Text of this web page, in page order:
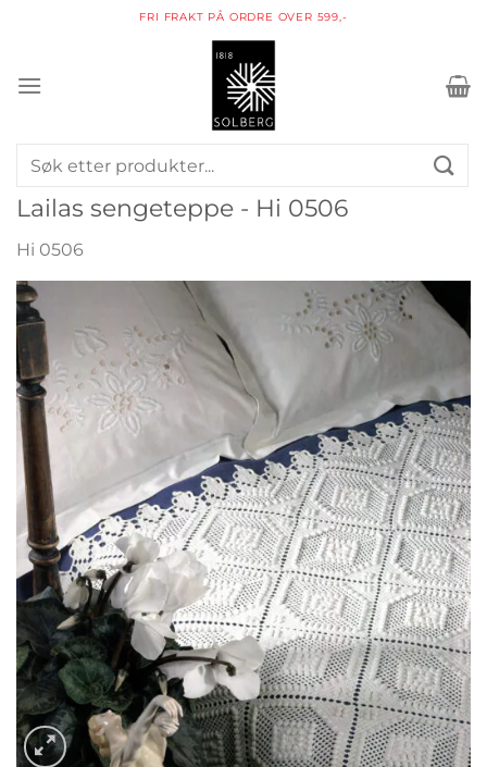
FRI FRAKT PÅ ORDRE OVER 599,-
Søk
etter:
Lailas sengeteppe - Hi 0506
Hi 0506